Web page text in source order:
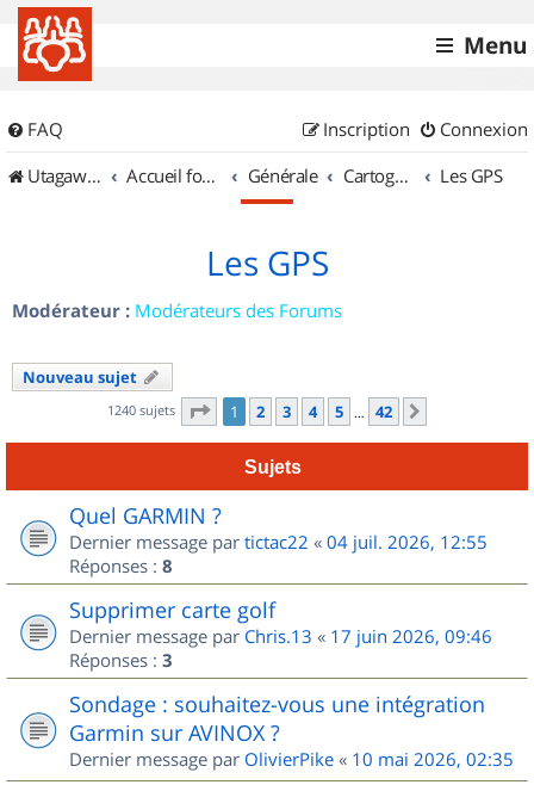
Menu
FAQ Connexion
Inscription
UtagawaVTT (Randos VTT et VTTAE avec traces GPS)
Accueil forum Générale Cartographie et GPS Les GPS
Les GPS
Modérateur : Modérateurs des Forums
Nouveau sujet
1240 sujets Page 1sur
1 2 3 4 5 … 42
Sujets
Quel GARMIN ?
Dernier message par tictac22 « 04 juil. 2026, 12:55
Réponses : 8
Supprimer carte golf
Dernier message par Chris.13 « 17 juin 2026, 09:46
Réponses : 3
Sondage : souhaitez-vous une intégration
Garmin sur AVINOX ?
Dernier message par OlivierPike « 10 mai 2026, 02:35